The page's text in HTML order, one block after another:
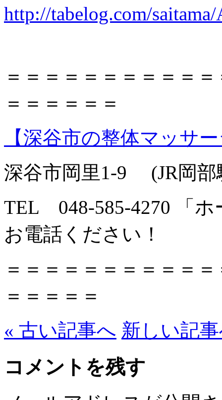
http://tabelog.com/
＝＝＝＝＝＝＝＝＝＝
＝＝＝＝＝＝
【深谷市の整体マッサ
深谷市岡里1-9 (JR岡部
TEL 048-585-4270 「ホ
お電話ください！
＝＝＝＝＝＝＝＝＝＝
＝＝＝＝＝
« 古い記事へ 新しい記
コメントを残す